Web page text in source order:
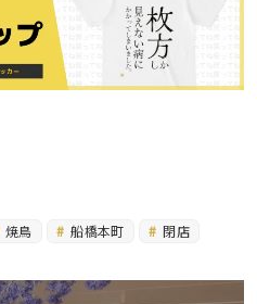
焼鳥 船橋本町 閉店